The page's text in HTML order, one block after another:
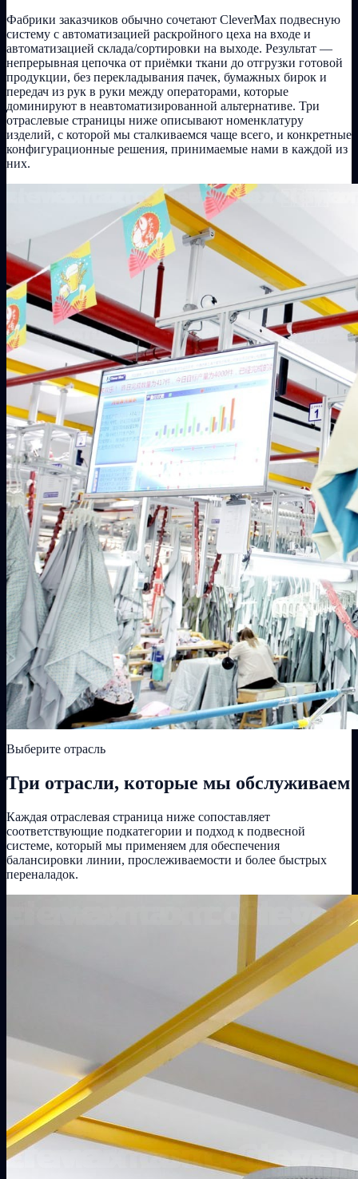
Фабрики заказчиков обычно сочетают CleverMax подвесную
систему с автоматизацией раскройного цеха на входе и
автоматизацией склада/сортировки на выходе. Результат —
непрерывная цепочка от приёмки ткани до отгрузки готовой
продукции, без перекладывания пачек, бумажных бирок и
передач из рук в руки между операторами, которые
доминируют в неавтоматизированной альтернативе. Три
отраслевые страницы ниже описывают номенклатуру
изделий, с которой мы сталкиваемся чаще всего, и конкретные
конфигурационные решения, принимаемые нами в каждой из
них.
Выберите отрасль
Три отрасли, которые мы обслуживаем
Каждая отраслевая страница ниже сопоставляет
соответствующие подкатегории и подход к подвесной
системе, который мы применяем для обеспечения
балансировки линии, прослеживаемости и более быстрых
переналадок.